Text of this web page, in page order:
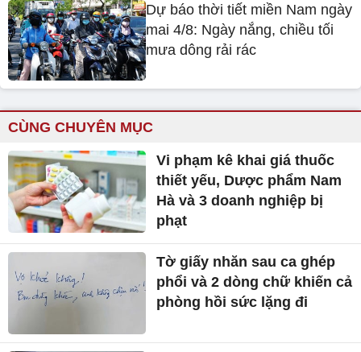
Dự báo thời tiết miền Nam ngày
mai 4/8: Ngày nắng, chiều tối
mưa dông rải rác
CÙNG CHUYÊN MỤC
Vi phạm kê khai giá thuốc
thiết yếu, Dược phẩm Nam
Hà và 3 doanh nghiệp bị
phạt
Tờ giấy nhăn sau ca ghép
phổi và 2 dòng chữ khiến cả
phòng hồi sức lặng đi